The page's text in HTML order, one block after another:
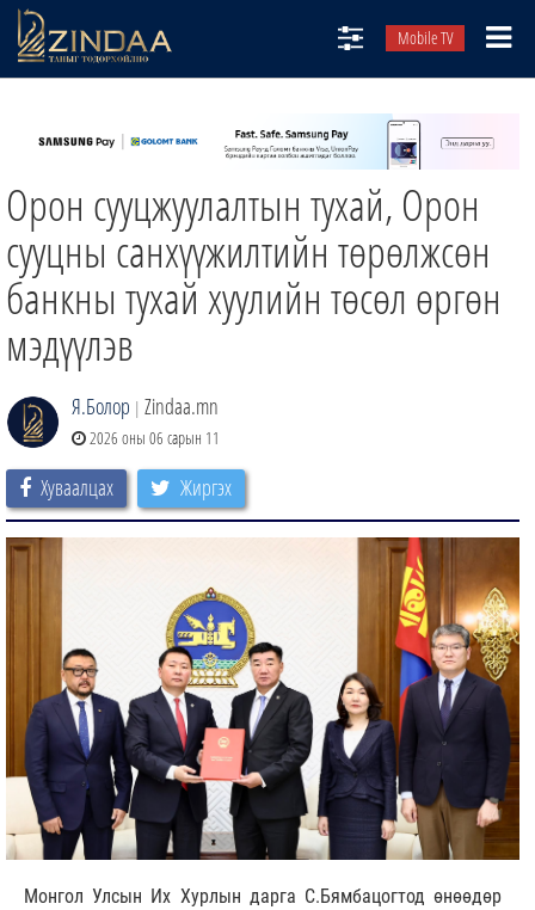
Mobile TV
ТВ8
ӨГЛӨӨНИЙ СОНИН
АУДИО ЗОХИОЛ
ЗИНДАА СЭТГҮҮЛ
Орон сууцжуулалтын тухай, Орон
сууцны санхүүжилтийн төрөлжсөн
банкны тухай хуулийн төсөл өргөн
мэдүүлэв
Я.Болор | Zindaa.mn
2026 оны 06 сарын 11
Хуваалцах Жиргэх
Монгол Улсын Их Хурлын дарга С.Бямбацогтод өнөөдөр